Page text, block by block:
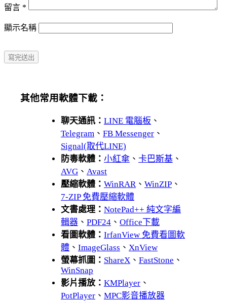
留言 *
顯示名稱
其他常用軟體下載：
聊天通訊： LINE 電腦板 、
Telegram 、 FB Messenger 、
Signal(取代LINE)
防毒軟體： 小紅傘 、 卡巴斯基 、
AVG 、 Avast
壓縮軟體： WinRAR、 WinZIP 、
7-ZIP 免費壓縮軟體
文書處理： NotePad++ 純文字編
輯器 、 PDF24 、 Office下載
看圖軟體： IrfanView 免費看圖軟
體 、 ImageGlass 、 XnView
螢幕抓圖： ShareX 、 FastStone 、
WinSnap
影片播放： KMPlayer 、
PotPlayer 、 MPC影音播放器